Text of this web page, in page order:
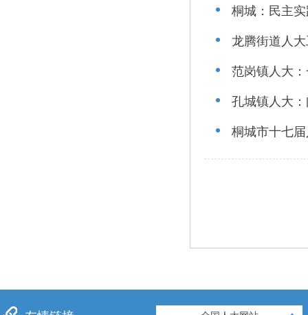
桐城：民主实
龙腾街道人
范岗镇人大
孔城镇人大
桐城市十七